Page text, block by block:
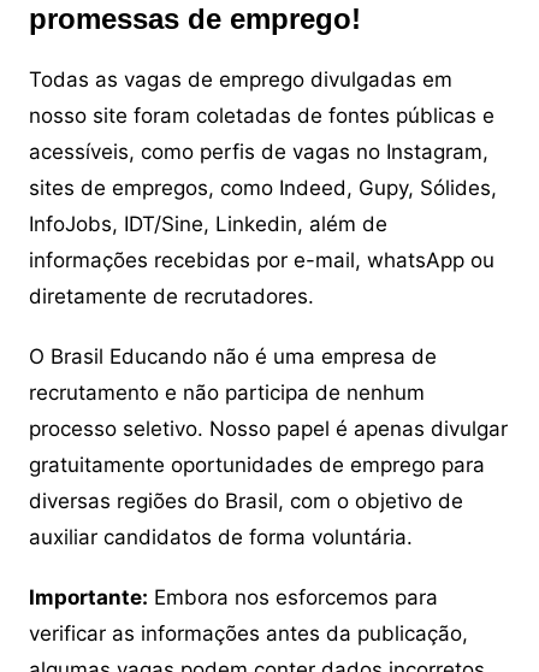
promessas de emprego!
Todas as vagas de emprego divulgadas em
nosso site foram coletadas de fontes públicas e
acessíveis, como perfis de vagas no Instagram,
sites de empregos, como Indeed, Gupy, Sólides,
InfoJobs, IDT/Sine, Linkedin, além de
informações recebidas por e-mail, whatsApp ou
diretamente de recrutadores.
O Brasil Educando não é uma empresa de
recrutamento e não participa de nenhum
processo seletivo. Nosso papel é apenas divulgar
gratuitamente oportunidades de emprego para
diversas regiões do Brasil, com o objetivo de
auxiliar candidatos de forma voluntária.
Importante: Embora nos esforcemos para
verificar as informações antes da publicação,